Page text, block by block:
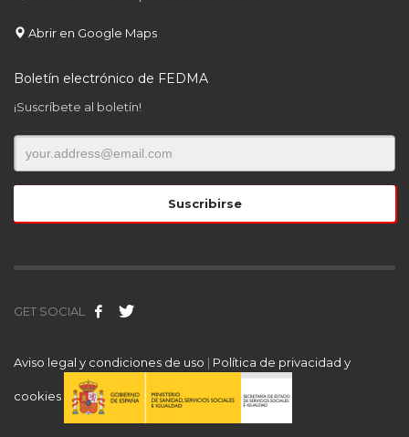
Abrir en Google Maps
Boletín electrónico de FEDMA
¡Suscríbete al boletín!
GET SOCIAL
Aviso legal y condiciones de uso | Política de privacidad y
cookies